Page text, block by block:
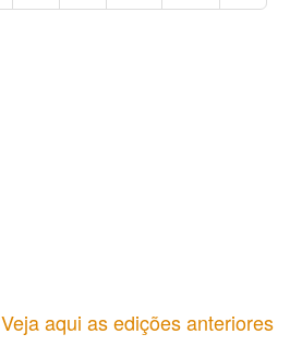
Veja aqui as edições anteriores